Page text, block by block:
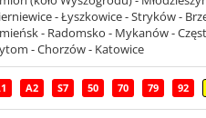
- Łyszkowice - Stryków -
- Radomsko - Mykanów -
- Chorzów - Katowice
A2 S7 50 70 79 92